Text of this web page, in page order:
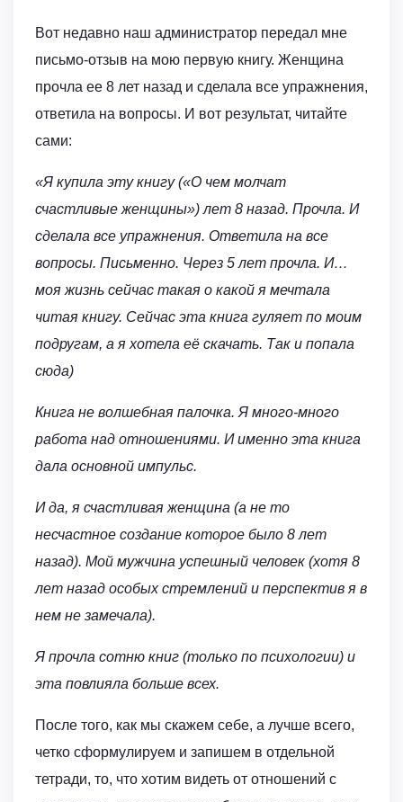
Вот недавно наш администратор передал мне
письмо-отзыв на мою первую книгу. Женщина
прочла ее 8 лет назад и сделала все упражнения,
ответила на вопросы. И вот результат, читайте
сами:
«Я купила эту книгу («О чем молчат
счастливые женщины») лет 8 назад. Прочла. И
сделала все упражнения. Ответила на все
вопросы. Письменно. Через 5 лет прочла. И…
моя жизнь сейчас такая о какой я мечтала
читая книгу. Сейчас эта книга гуляет по моим
подругам, а я хотела её скачать. Так и попала
сюда)
Книга не волшебная палочка. Я много-много
работа над отношениями. И именно эта книга
дала основной импульс.
И да, я счастливая женщина (а не то
несчастное создание которое было 8 лет
назад). Мой мужчина успешный человек (хотя 8
лет назад особых стремлений и перспектив я в
нем не замечала).
Я прочла сотню книг (только по психологии) и
эта повлияла больше всех.
После того, как мы скажем себе, а лучше всего,
четко сформулируем и запишем в отдельной
тетради, то, что хотим видеть от отношений с